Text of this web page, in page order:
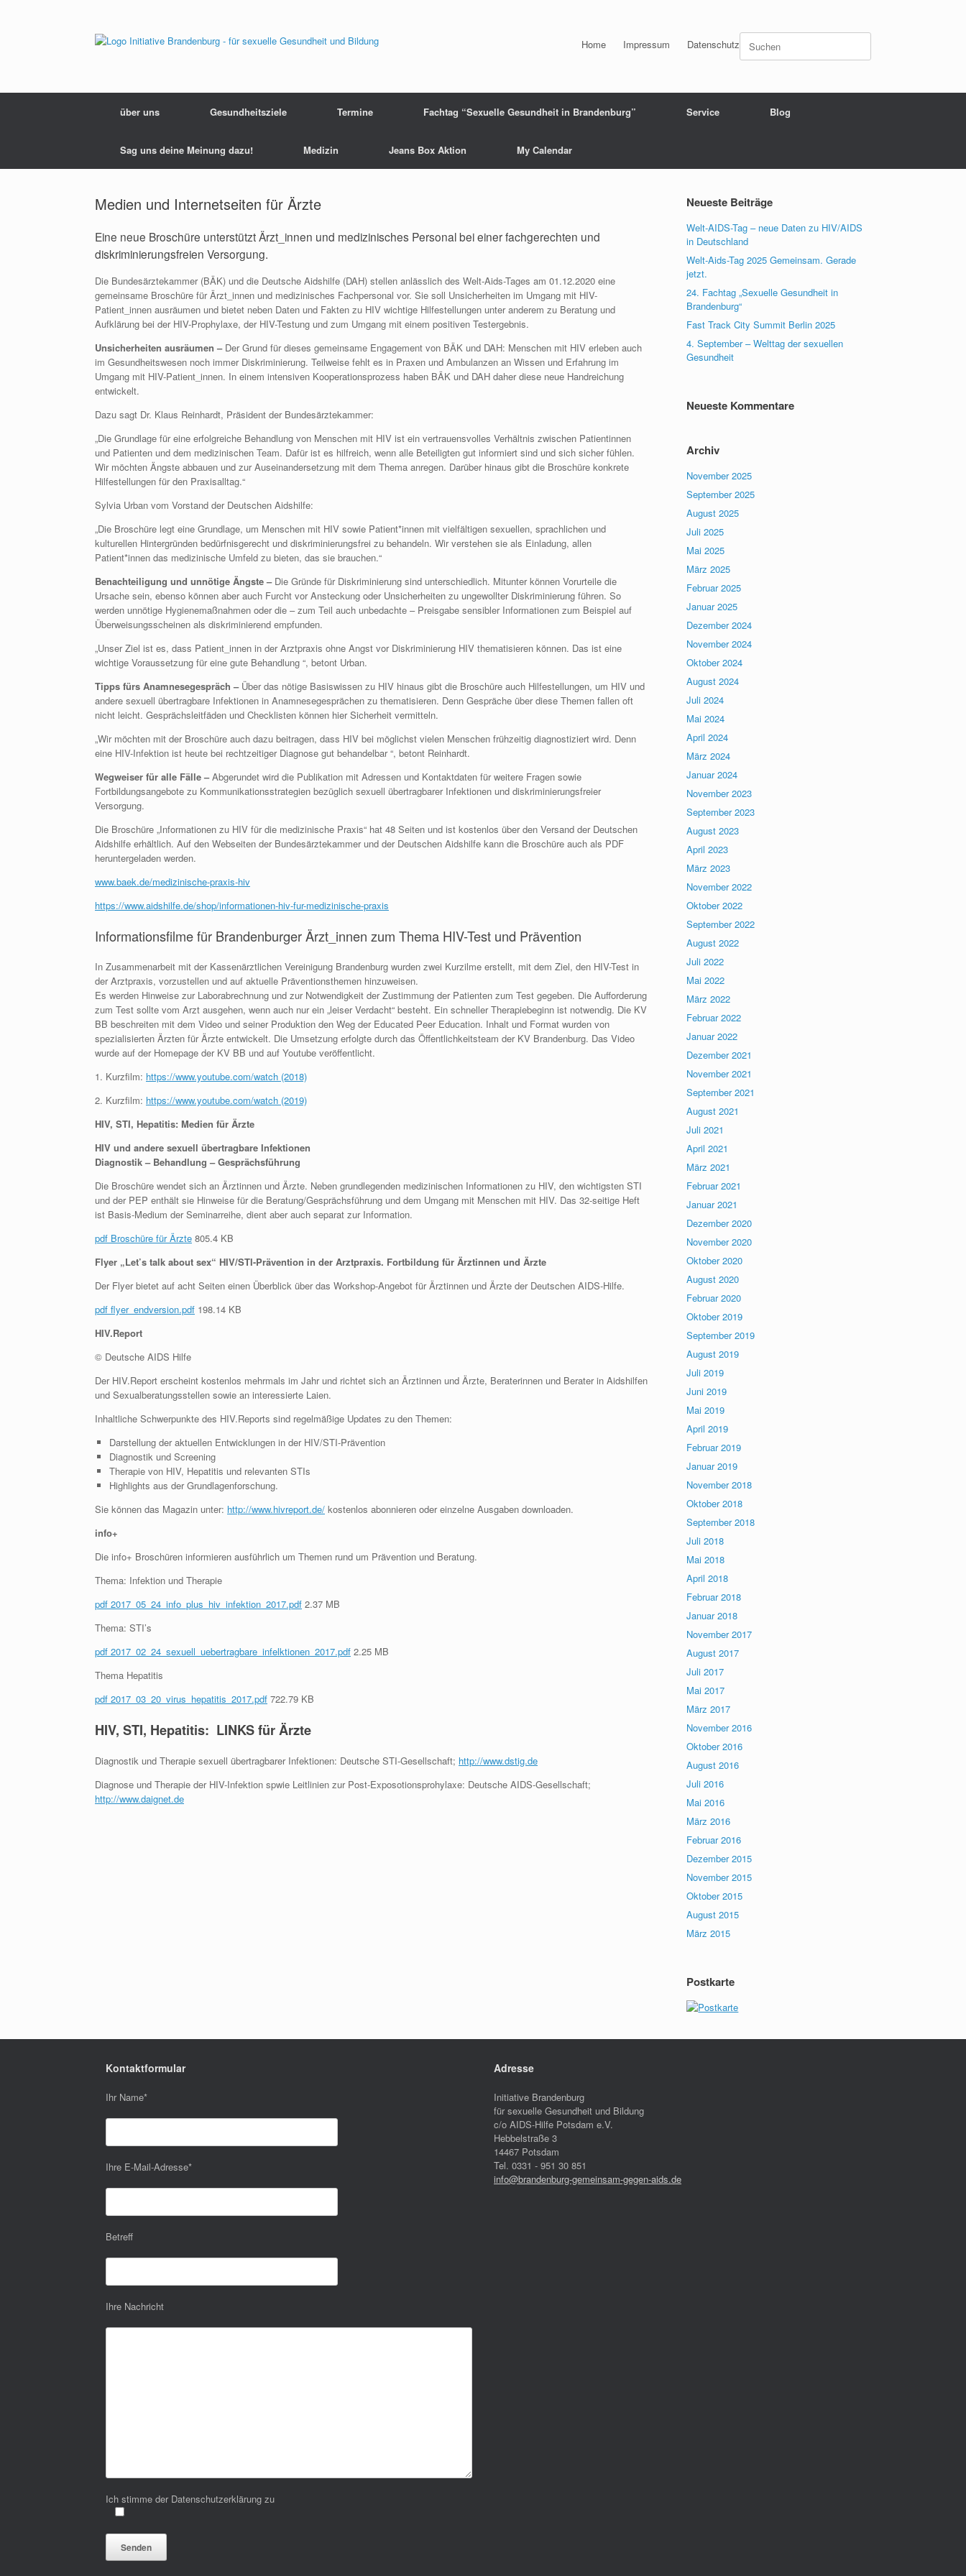
Home Impressum DatenschutzSuchen
nach:
über uns Gesundheitsziele Termine Fachtag “Sexuelle Gesundheit in Brandenburg” Service Blog
Sag uns deine Meinung dazu! Medizin Jeans Box Aktion My Calendar
Medien und Internetseiten für Ärzte
Eine neue Broschüre unterstützt Ärzt_innen und medizinisches Personal bei einer fachgerechten und
diskriminierungsfreien Versorgung.
Die Bundesärztekammer (BÄK) und die Deutsche Aidshilfe (DAH) stellen anlässlich des Welt-Aids-Tages am 01.12.2020 eine
gemeinsame Broschüre für Ärzt_innen und medizinisches Fachpersonal vor. Sie soll Unsicherheiten im Umgang mit HIV-
Patient_innen ausräumen und bietet neben Daten und Fakten zu HIV wichtige Hilfestellungen unter anderem zu Beratung und
Aufklärung bei der HIV-Prophylaxe, der HIV-Testung und zum Umgang mit einem positiven Testergebnis.
Unsicherheiten ausräumen – Der Grund für dieses gemeinsame Engagement von BÄK und DAH: Menschen mit HIV erleben auch
im Gesundheitswesen noch immer Diskriminierung. Teilweise fehlt es in Praxen und Ambulanzen an Wissen und Erfahrung im
Umgang mit HIV-Patient_innen. In einem intensiven Kooperationsprozess haben BÄK und DAH daher diese neue Handreichung
entwickelt.
Dazu sagt Dr. Klaus Reinhardt, Präsident der Bundesärztekammer:
„Die Grundlage für eine erfolgreiche Behandlung von Menschen mit HIV ist ein vertrauensvolles Verhältnis zwischen Patientinnen
und Patienten und dem medizinischen Team. Dafür ist es hilfreich, wenn alle Beteiligten gut informiert sind und sich sicher fühlen.
Wir möchten Ängste abbauen und zur Auseinandersetzung mit dem Thema anregen. Darüber hinaus gibt die Broschüre konkrete
Hilfestellungen für den Praxisalltag.“
Sylvia Urban vom Vorstand der Deutschen Aidshilfe:
„Die Broschüre legt eine Grundlage, um Menschen mit HIV sowie Patient*innen mit vielfältigen sexuellen, sprachlichen und
kulturellen Hintergründen bedürfnisgerecht und diskriminierungsfrei zu behandeln. Wir verstehen sie als Einladung, allen
Patient*innen das medizinische Umfeld zu bieten, das sie brauchen.“
Benachteiligung und unnötige Ängste – Die Gründe für Diskriminierung sind unterschiedlich. Mitunter können Vorurteile die
Ursache sein, ebenso können aber auch Furcht vor Ansteckung oder Unsicherheiten zu ungewollter Diskriminierung führen. So
werden unnötige Hygienemaßnahmen oder die – zum Teil auch unbedachte – Preisgabe sensibler Informationen zum Beispiel auf
Überweisungsscheinen als diskriminierend empfunden.
„Unser Ziel ist es, dass Patient_innen in der Arztpraxis ohne Angst vor Diskriminierung HIV thematisieren können. Das ist eine
wichtige Voraussetzung für eine gute Behandlung “, betont Urban.
Tipps fürs Anamnesegespräch – Über das nötige Basiswissen zu HIV hinaus gibt die Broschüre auch Hilfestellungen, um HIV und
andere sexuell übertragbare Infektionen in Anamnesegesprächen zu thematisieren. Denn Gespräche über diese Themen fallen oft
nicht leicht. Gesprächsleitfäden und Checklisten können hier Sicherheit vermitteln.
„Wir möchten mit der Broschüre auch dazu beitragen, dass HIV bei möglichst vielen Menschen frühzeitig diagnostiziert wird. Denn
eine HIV-Infektion ist heute bei rechtzeitiger Diagnose gut behandelbar “, betont Reinhardt.
Wegweiser für alle Fälle –Abgerundet wird die Publikation mit Adressen und Kontaktdaten für weitere Fragen sowie
Fortbildungsangebote zu Kommunikationsstrategien bezüglich sexuell übertragbarer Infektionen und diskriminierungsfreier
Versorgung.
Die Broschüre „Informationen zu HIV für die medizinische Praxis“ hat 48 Seiten und ist kostenlos über den Versand der Deutschen
Aidshilfe erhältlich. Auf den Webseiten der Bundesärztekammer und der Deutschen Aidshilfe kann die Broschüre auch als PDF
heruntergeladen werden.
www.baek.de/medizinische-praxis-hiv
https://www.aidshilfe.de/shop/informationen-hiv-fur-medizinische-praxis
Informationsfilme für Brandenburger Ärzt_innen zum Thema HIV-Test und Prävention
In Zusammenarbeit mit der Kassenärztlichen Vereinigung Brandenburg wurden zwei Kurzilme erstellt, mit dem Ziel, den HIV-Test in
der Arztpraxis, vorzustellen und auf aktuelle Präventionsthemen hinzuweisen.
Es werden Hinweise zur Laborabrechnung und zur Notwendigkeit der Zustimmung der Patienten zum Test gegeben. Die Aufforderung
zum Test sollte vom Arzt ausgehen, wenn auch nur ein „leiser Verdacht“ besteht. Ein schneller Therapiebeginn ist notwendig. Die KV
BB beschreiten mit dem Video und seiner Produktion den Weg der Educated Peer Education. Inhalt und Format wurden von
spezialisierten Ärzten für Ärzte entwickelt. Die Umsetzung erfolgte durch das Öffentlichkeitsteam der KV Brandenburg. Das Video
wurde auf der Homepage der KV BB und auf Youtube veröffentlicht.
1. Kurzfilm: https://www.youtube.com/watch (2018)
2. Kurzfilm: https://www.youtube.com/watch (2019)
HIV, STI, Hepatitis: Medien für Ärzte
HIV und andere sexuell übertragbare Infektionen
Diagnostik – Behandlung – Gesprächsführung
Die Broschüre wendet sich an Ärztinnen und Ärzte. Neben grundlegenden medizinischen Informationen zu HIV, den wichtigsten STI
und der PEP enthält sie Hinweise für die Beratung/Gesprächsführung und dem Umgang mit Menschen mit HIV. Das 32-seitige Heft
ist Basis-Medium der Seminarreihe, dient aber auch separat zur Information.
pdf Broschüre für Ärzte 805.4 KB
Flyer „Let’s talk about sex“ HIV/STI-Prävention in der Arztpraxis. Fortbildung für Ärztinnen und Ärzte
Der Flyer bietet auf acht Seiten einen Überblick über das Workshop-Angebot für Ärztinnen und Ärzte der Deutschen AIDS-Hilfe.
pdf flyer_endversion.pdf 198.14 KB
HIV.Report
© Deutsche AIDS Hilfe
Der HIV.Report erscheint kostenlos mehrmals im Jahr und richtet sich an Ärztinnen und Ärzte, Beraterinnen und Berater in Aidshilfen
und Sexualberatungsstellen sowie an interessierte Laien.
Inhaltliche Schwerpunkte des HIV.Reports sind regelmäßige Updates zu den Themen:
Darstellung der aktuellen Entwicklungen in der HIV/STI-Prävention
Diagnostik und Screening
Therapie von HIV, Hepatitis und relevanten STIs
Highlights aus der Grundlagenforschung.
Sie können das Magazin unter: http://www.hivreport.de/ kostenlos abonnieren oder einzelne Ausgaben downloaden.
info+
Die info+ Broschüren informieren ausführlich um Themen rund um Prävention und Beratung.
Thema: Infektion und Therapie
pdf 2017_05_24_info_plus_hiv_infektion_2017.pdf 2.37 MB
Thema: STI’s
pdf 2017_02_24_sexuell_uebertragbare_infelktionen_2017.pdf 2.25 MB
Thema Hepatitis
pdf 2017_03_20_virus_hepatitis_2017.pdf 722.79 KB
HIV, STI, Hepatitis: LINKS für Ärzte
Diagnostik und Therapie sexuell übertragbarer Infektionen: Deutsche STI-Gesellschaft; http://www.dstig.de
Diagnose und Therapie der HIV-Infektion spwie Leitlinien zur Post-Exposotionsprohylaxe: Deutsche AIDS-Gesellschaft;
http://www.daignet.de
Neueste Beiträge
Welt-AIDS-Tag – neue Daten zu HIV/AIDS
in Deutschland
Welt-Aids-Tag 2025 Gemeinsam. Gerade
jetzt.
24. Fachtag „Sexuelle Gesundheit in
Brandenburg“
Fast Track City Summit Berlin 2025
4. September – Welttag der sexuellen
Gesundheit
Neueste Kommentare
Archiv
November 2025
September 2025
August 2025
Juli 2025
Mai 2025
März 2025
Februar 2025
Januar 2025
Dezember 2024
November 2024
Oktober 2024
August 2024
Juli 2024
Mai 2024
April 2024
März 2024
Januar 2024
November 2023
September 2023
August 2023
April 2023
März 2023
November 2022
Oktober 2022
September 2022
August 2022
Juli 2022
Mai 2022
März 2022
Februar 2022
Januar 2022
Dezember 2021
November 2021
September 2021
August 2021
Juli 2021
April 2021
März 2021
Februar 2021
Januar 2021
Dezember 2020
November 2020
Oktober 2020
August 2020
Februar 2020
Oktober 2019
September 2019
August 2019
Juli 2019
Juni 2019
Mai 2019
April 2019
Februar 2019
Januar 2019
November 2018
Oktober 2018
September 2018
Juli 2018
Mai 2018
April 2018
Februar 2018
Januar 2018
November 2017
August 2017
Juli 2017
Mai 2017
März 2017
November 2016
Oktober 2016
August 2016
Juli 2016
Mai 2016
März 2016
Februar 2016
Dezember 2015
November 2015
Oktober 2015
August 2015
März 2015
Postkarte
Kontaktformular
Ihr Name*
Ihre E-Mail-Adresse*
Betreff
Ihre Nachricht
Ich stimme der Datenschutzerklärung zu
Bitte lasse dieses Feld leer.
Adresse
Initiative Brandenburg
für sexuelle Gesundheit und Bildung
c/o AIDS-Hilfe Potsdam e.V.
Hebbelstraße 3
14467 Potsdam
Tel. 0331 - 951 30 851
info@brandenburg-gemeinsam-gegen-aids.de